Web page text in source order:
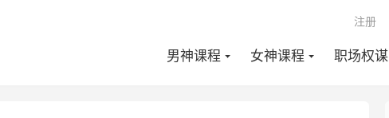
男神课程 女神课程 职场权谋
注册